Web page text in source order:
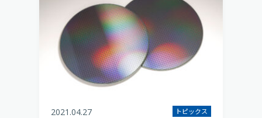
2021.04.27 トピックス